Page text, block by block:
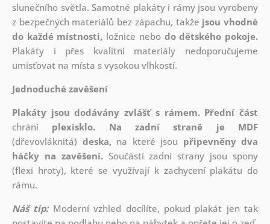
slunečního světla. Samotné plakáty i rámy jsou vyrobeny
z bezpečných materiálů bez zápachu, takže jsou vhodné
do každé místnosti, ložnice nebo do dětského pokoje.
Plakáty i přes kvalitní materiály nedoporučujeme
umisťovat na místa s vysokou vlhkostí.
Jednoduché zavěšení
Plakáty jsou dodávány zvlášť s rámem. Přední část
chrání plexisklo. Na zadní straně je MDF
(dřevovláknitá) deska,na které jsou připevněny dva
háčky na zavěšení.Součástí zadní strany jsou spony
(flexi hroty), které se využívají k zachycení plakátu do
rámu.
Náš tip:Moderní vzhled docílíte, pokud plakát jen tak